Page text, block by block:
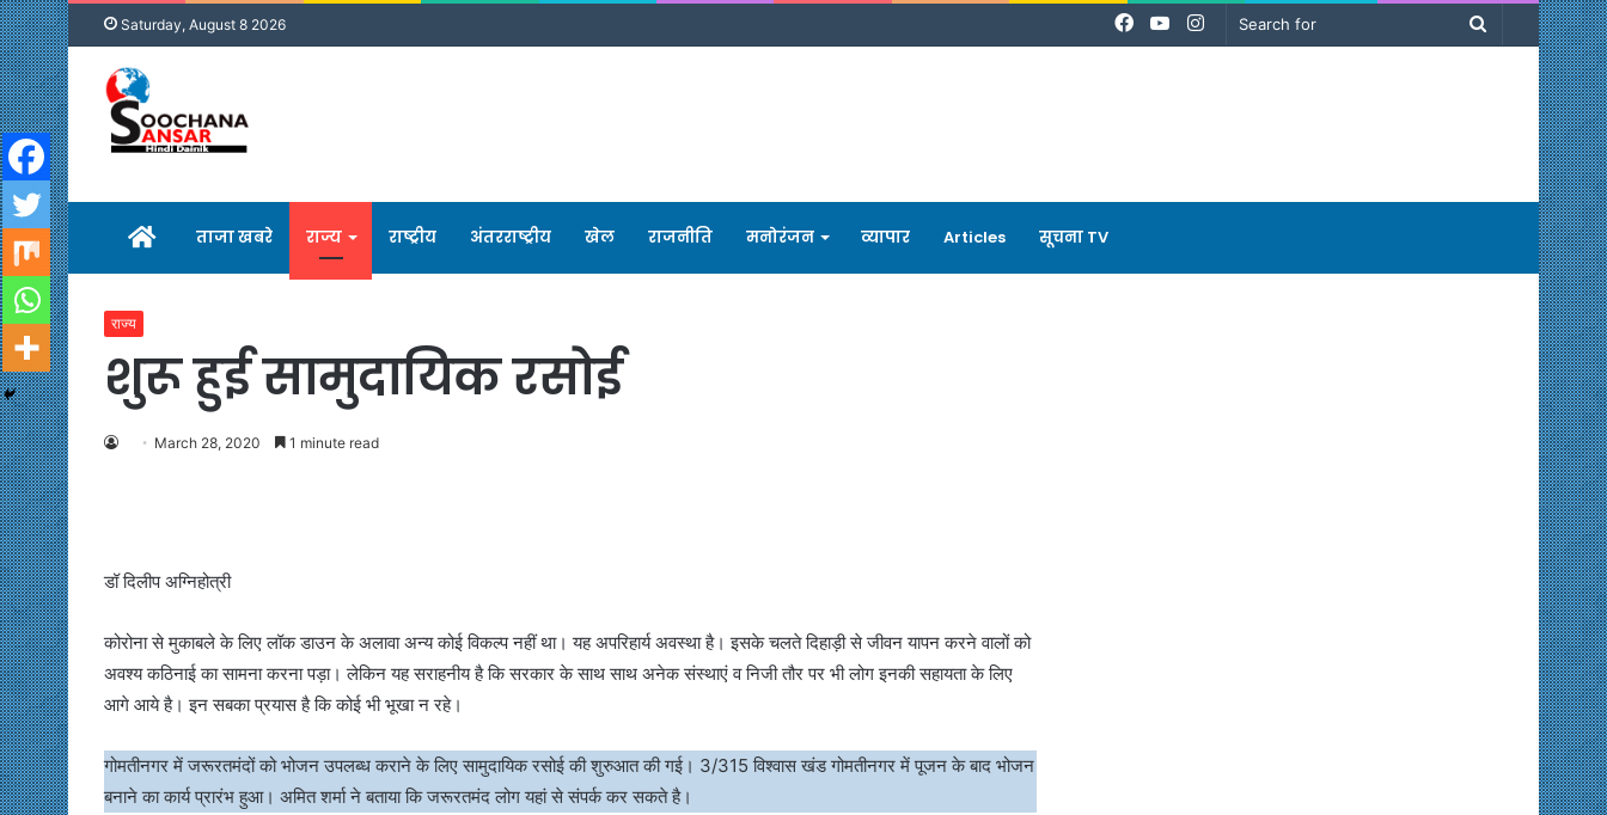
Saturday, August 8 2026
Search
Instagram
YouTube
Facebook
होम ताजा खबरे राज्य राष्ट्रीय अंतरराष्ट्रीय खेल राजनीति मनोरंजन व्यापार Articles सूचना TV
राज्य
शुरू हुई सामुदायिक रसोई
March 28, 2020 1 minute read
डॉ दिलीप अग्निहोत्री
कोरोना से मुकाबले के लिए लॉक डाउन के अलावा अन्य कोई विकल्प नहीं था। यह अपरिहार्य अवस्था है। इसके चलते दिहाड़ी से जीवन यापन करने वालों को
अवश्य कठिनाई का सामना करना पड़ा। लेकिन यह सराहनीय है कि सरकार के साथ साथ अनेक संस्थाएं व निजी तौर पर भी लोग इनकी सहायता के लिए
आगे आये है। इन सबका प्रयास है कि कोई भी भूखा न रहे।
गोमतीनगर में जरूरतमंदों को भोजन उपलब्ध कराने के लिए सामुदायिक रसोई की शुरुआत की गई। 3/315 विश्वास खंड गोमतीनगर में पूजन के बाद भोजन
बनाने का कार्य प्रारंभ हुआ। अमित शर्मा ने बताया कि जरूरतमंद लोग यहां से संपर्क कर सकते है।